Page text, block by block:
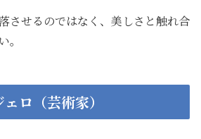
させるのではなく、美しさと触れ合
。
ロ（芸術家）